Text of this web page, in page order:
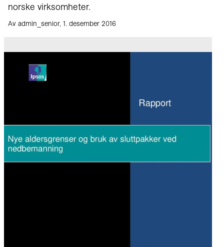
norske virksomheter.
Av admin_senior, 1. desember 2016